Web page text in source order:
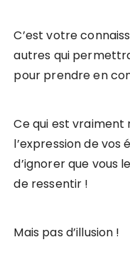
C’est votre
autres qui
pour prendre en
Ce qui est vraiment
l’expression de
d’ignorer que vous
de ressentir !
Mais pas d’illusion !